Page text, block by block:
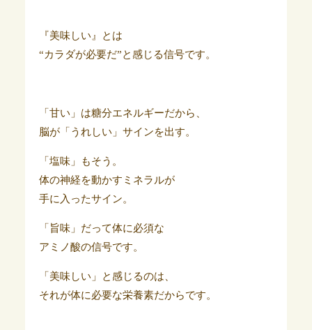
『美味しい』とは
“カラダが必要だ”と感じる信号です。
「甘い」は糖分エネルギーだから、
脳が「うれしい」サインを出す。
「塩味」もそう。
体の神経を動かすミネラルが
手に入ったサイン。
「旨味」だって体に必須な
アミノ酸の信号です。
「美味しい」と感じるのは、
それが体に必要な栄養素だからです。